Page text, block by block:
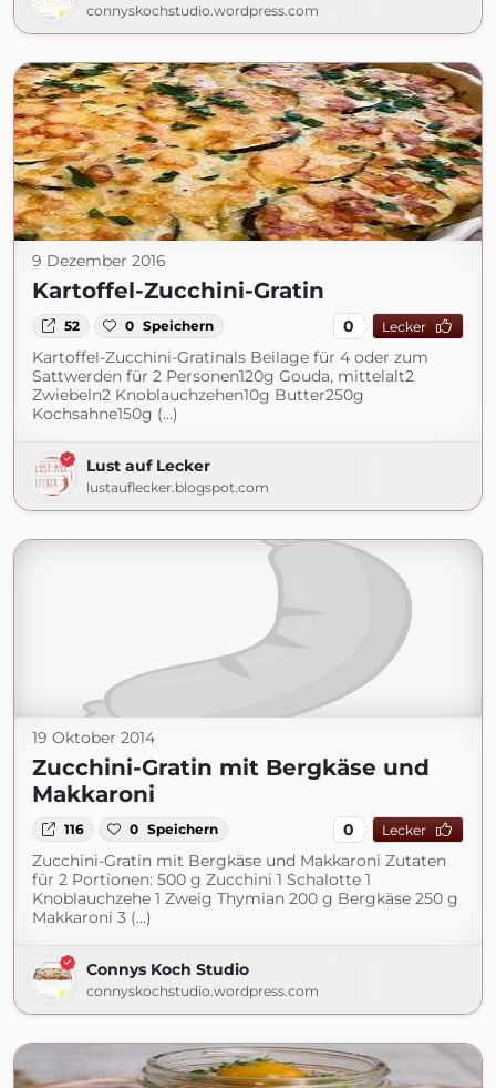
connyskochstudio.wordpress.com
9 Dezember 2016
Kartoffel-Zucchini-Gratin
52 0 Speichern 0 Lecker
Kartoffel-Zucchini-Gratinals Beilage für 4 oder zum
Sattwerden für 2 Personen120g Gouda, mittelalt2
Zwiebeln2 Knoblauchzehen10g Butter250g
Kochsahne150g (...)
Lust auf Lecker
lustauflecker.blogspot.com
19 Oktober 2014
Zucchini-Gratin mit Bergkäse und
Makkaroni
116 0 Speichern 0 Lecker
Zucchini-Gratin mit Bergkäse und Makkaroni Zutaten
für 2 Portionen: 500 g Zucchini 1 Schalotte 1
Knoblauchzehe 1 Zweig Thymian 200 g Bergkäse 250 g
Makkaroni 3 (...)
Connys Koch Studio
connyskochstudio.wordpress.com